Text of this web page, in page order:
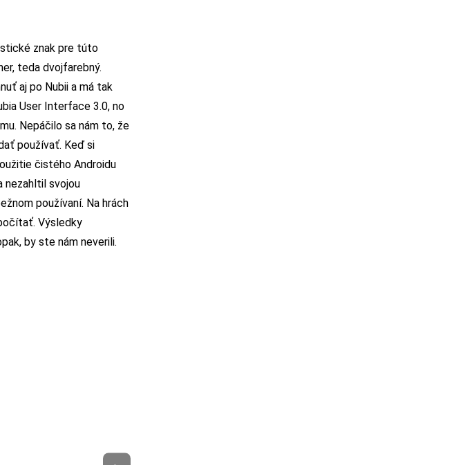
znak pre túto
teda dvojfarebný.
aj po Nubii a má tak
User Interface 3.0, no
Nepáčilo sa nám to, že
používať. Keď si
čistého Androidu
nezahltil svojou
používaní. Na hrách
Výsledky
by ste nám neverili.